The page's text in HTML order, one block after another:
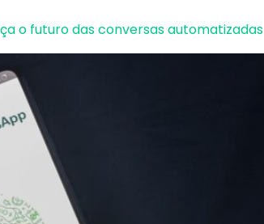
o futuro das conversas automatizadas